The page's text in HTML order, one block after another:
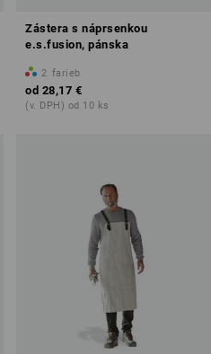
Zástera s náprsenkou
e.s.fusion, pánska
2 farieb
od 28,17 €
(v. DPH) od 10 ks